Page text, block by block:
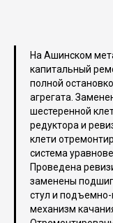
На Ашинском
капитальный
полной
агрегата.
шестеренной
редуктора и
клети
система
Проведена
заменены
стул и
механизм